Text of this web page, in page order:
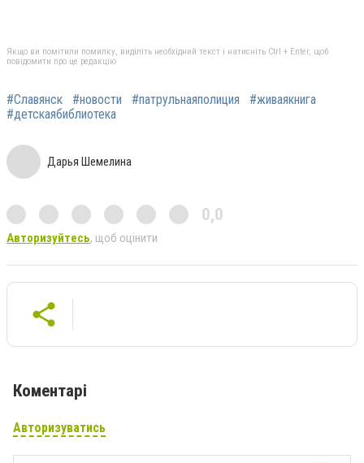
Якщо ви помітили помилку, виділіть необхідний текст і натисніть Ctrl + Enter, щоб
повідомити про це редакцію
#Славянск #новости #патрульнаяполиция
#живаякнига
#детскаябиблиотека
Дарья Шемелина
0,0
Авторизуйтесь, щоб оцінити
Коментарі
Авторизуватись